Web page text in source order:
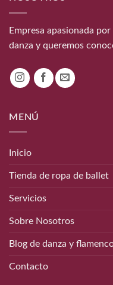
Empresa apasionada
danza y queremos
MENÚ
Inicio
Tienda de ropa de ballet
Servicios
Sobre Nosotros
Blog de danza y
Contacto